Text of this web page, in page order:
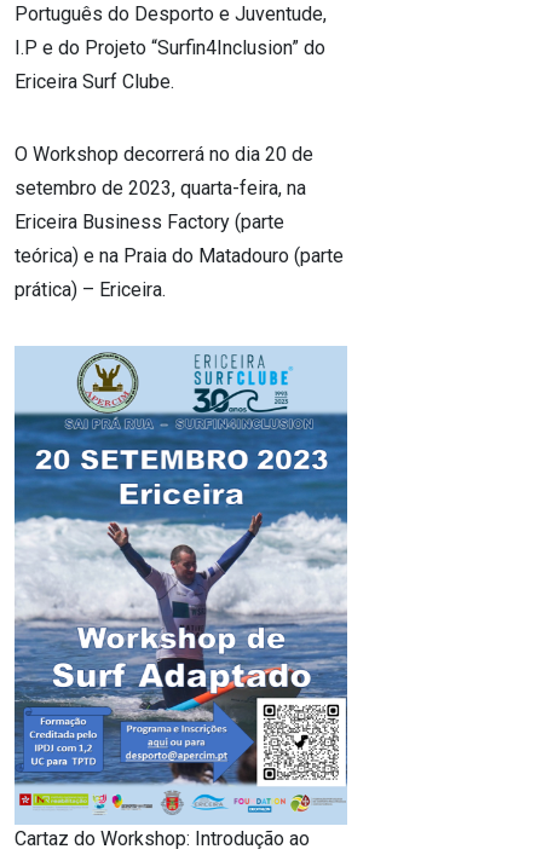
Português do Desporto e Juventude,
I.P e do Projeto “Surfin4Inclusion” do
Ericeira Surf Clube.
O Workshop decorrerá no dia 20 de
setembro de 2023, quarta-feira, na
Ericeira Business Factory (parte
teórica) e na Praia do Matadouro (parte
prática) – Ericeira.
Cartaz do Workshop: Introdução ao